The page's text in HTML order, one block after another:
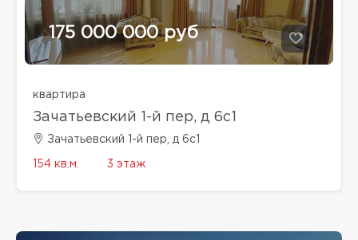
175 000 000 руб
квартира
Зачатьевский 1-й пер, д 6с1
Зачатьевский 1-й пер, д 6с1
154 кв.м. 3 этаж